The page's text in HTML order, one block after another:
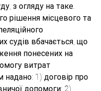
з огляду на таке.
рішення місцевого та
судів вбачається, що
понесених на
витрат
надано: 1) договір про
допомоги; 2)